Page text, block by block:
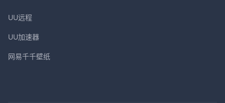
UU远程
UU加速器
网易千千壁纸